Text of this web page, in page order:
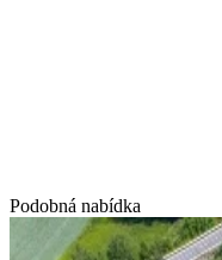
Podobná nabídka